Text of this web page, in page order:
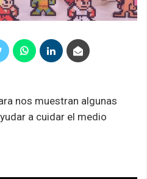
nos muestran algunas
a cuidar el medio